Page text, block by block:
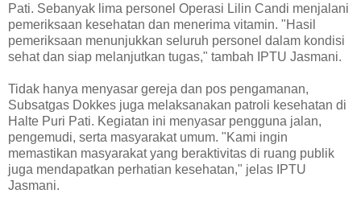
Pati. Sebanyak lima personel Operasi Lilin Candi menjalani
pemeriksaan kesehatan dan menerima vitamin. "Hasil
pemeriksaan menunjukkan seluruh personel dalam kondisi
sehat dan siap melanjutkan tugas," tambah IPTU Jasmani.
Tidak hanya menyasar gereja dan pos pengamanan,
Subsatgas Dokkes juga melaksanakan patroli kesehatan di
Halte Puri Pati. Kegiatan ini menyasar pengguna jalan,
pengemudi, serta masyarakat umum. "Kami ingin
memastikan masyarakat yang beraktivitas di ruang publik
juga mendapatkan perhatian kesehatan," jelas IPTU
Jasmani.